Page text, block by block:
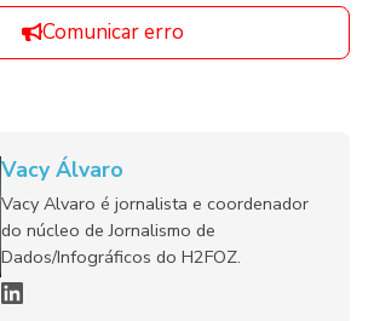
Comunicar erro
Vacy Álvaro
Vacy Alvaro é jornalista e coordenador
do núcleo de Jornalismo de
Dados/Infográficos do H2FOZ.